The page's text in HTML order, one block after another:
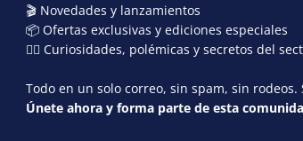
🎬 Novedades y lanzamientos
📦 Ofertas exclusivas y ediciones especiales
🕵️‍♂️ Curiosidades, polémicas y secretos del
Todo en un solo correo, sin spam, sin
Únete ahora y forma parte de esta